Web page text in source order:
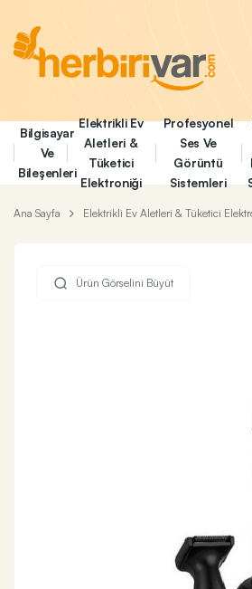
Bilgisayar
Ve
Bileşenleri
Elektrikli Ev
Aletleri &
Tüketici
Elektroniği
Profesyonel
Ses Ve
Görüntü
Sistemleri
Ana Sayfa Elektrikli Ev Aletleri & Tüketici
Ürün Görselini Büyüt